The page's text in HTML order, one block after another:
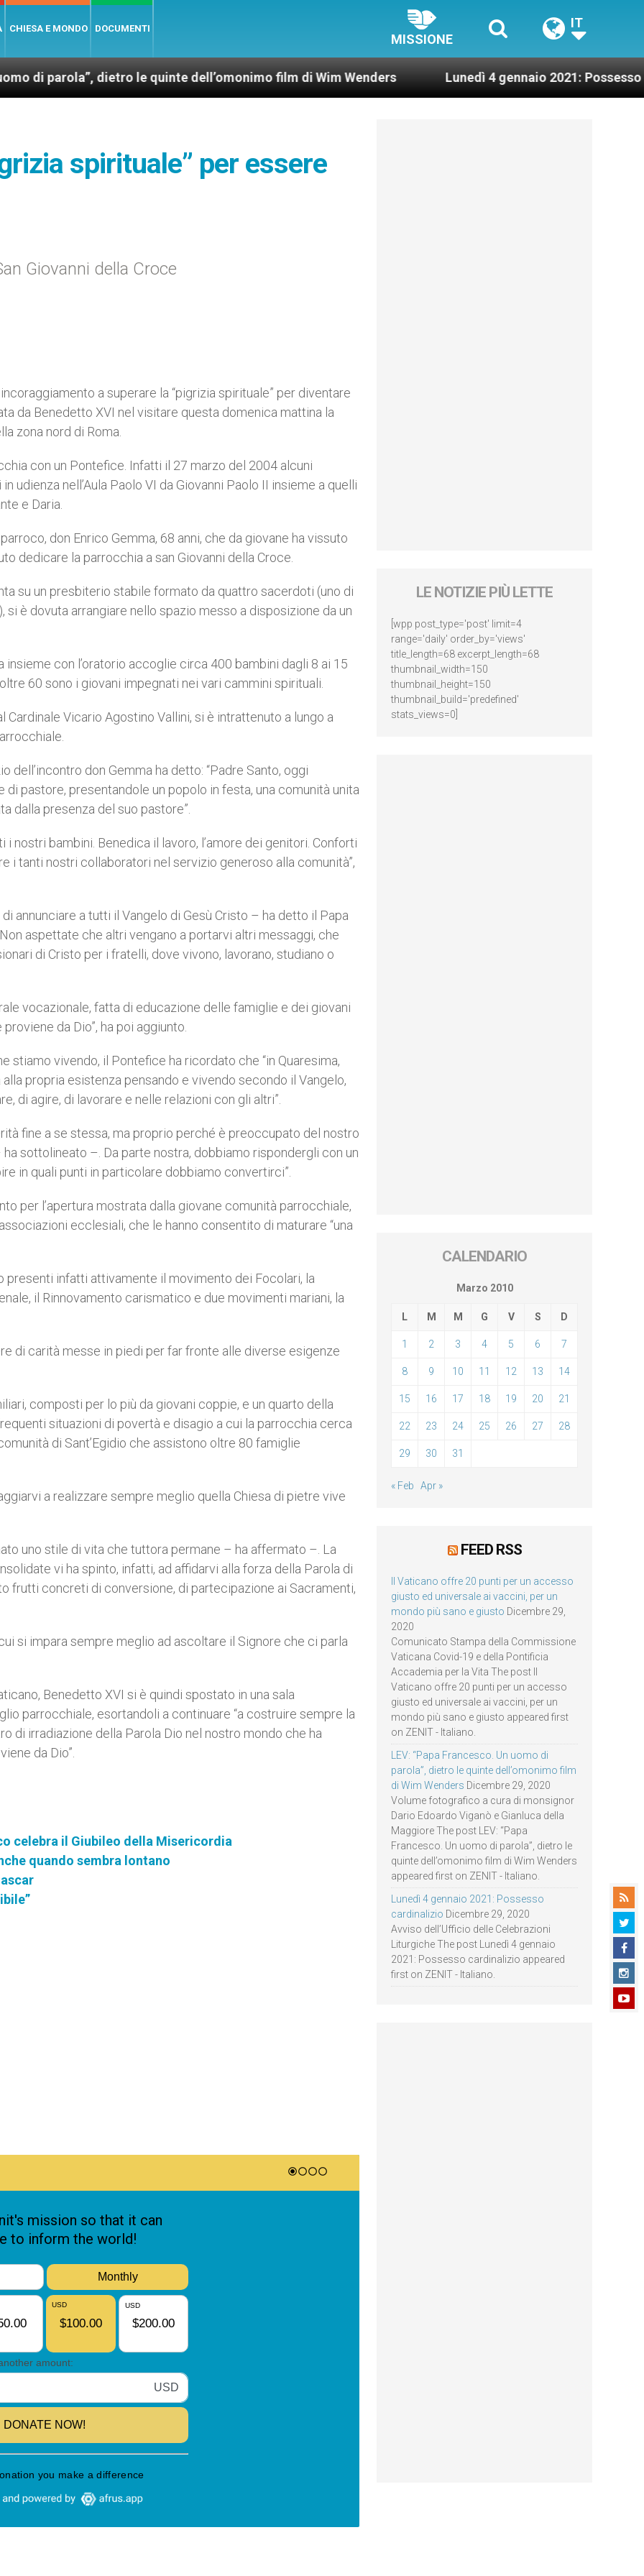
CHIESA E MONDO DOCUMENTI
MISSIONE
IT
dietro le quinte dell’omonimo film di Wim Wenders Lunedì 4 gennaio 2021: Possesso cardinalizio
spirituale” per essere
Giovanni della Croce
a superare la “pigrizia spirituale” per diventare
da Benedetto XVI nel visitare questa domenica mattina la
zona nord di Roma.
con un Pontefice. Infatti il 27 marzo del 2004 alcuni
udienza nell’Aula Paolo VI da Giovanni Paolo II insieme a quelli
e Daria.
don Enrico Gemma, 68 anni, che da giovane ha vissuto
dedicare la parrocchia a san Giovanni della Croce.
su un presbiterio stabile formato da quattro sacerdoti (uno di
si è dovuta arrangiare nello spazio messo a disposizione da un
con l’oratorio accoglie circa 400 bambini dagli 8 ai 15
60 sono i giovani impegnati nei vari cammini spirituali.
Vicario Agostino Vallini, si è intrattenuto a lungo a
dell’incontro don Gemma ha detto: “Padre Santo, oggi
pastore, presentandole un popolo in festa, una comunità unita
dalla presenza del suo pastore”.
nostri bambini. Benedica il lavoro, l’amore dei genitori. Conforti
i tanti nostri collaboratori nel servizio generoso alla comunità”,
annunciare a tutti il Vangelo di Gesù Cristo – ha detto il Papa
aspettate che altri vengano a portarvi altri messaggi, che
di Cristo per i fratelli, dove vivono, lavorano, studiano o
vocazionale, fatta di educazione delle famiglie e dei giovani
da Dio”, ha poi aggiunto.
stiamo vivendo, il Pontefice ha ricordato che “in Quaresima,
propria esistenza pensando e vivendo secondo il Vangelo,
di agire, di lavorare e nelle relazioni con gli altri”.
fine a se stessa, ma proprio perché è preoccupato del nostro
sottolineato –. Da parte nostra, dobbiamo rispondergli con un
in quali punti in particolare dobbiamo convertirci”.
per l’apertura mostrata dalla giovane comunità parrocchiale,
ecclesiali, che le hanno consentito di maturare “una
presenti infatti attivamente il movimento dei Focolari, la
il Rinnovamento carismatico e due movimenti mariani, la
di carità messe in piedi per far fronte alle diverse esigenze
composti per lo più da giovani coppie, e un quarto della
situazioni di povertà e disagio a cui la parrocchia cerca
di Sant’Egidio che assistono oltre 80 famiglie
a realizzare sempre meglio quella Chiesa di pietre vive
uno stile di vita che tuttora permane – ha affermato –. La
vi ha spinto, infatti, ad affidarvi alla forza della Parola di
frutti concreti di conversione, di partecipazione ai Sacramenti,
si impara sempre meglio ad ascoltare il Signore che ci parla
Benedetto XVI si è quindi spostato in una sala
parrocchiale, esortandoli a continuare “a costruire sempre la
di irradiazione della Parola Dio nel nostro mondo che ha
da Dio”.
celebra il Giubileo della Misericordia
quando sembra lontano
LE NOTIZIE PIÙ LETTE
[wpp post_type='post' limit=4
range='daily' order_by='views'
title_length=68 excerpt_length=68
thumbnail_width=150
thumbnail_height=150
thumbnail_build='predefined'
stats_views=0]
CALENDARIO
Marzo 2010
L M M G V S D
1 2 3 4 5 6 7
8 9 10 11 12 13 14
15 16 17 18 19 20 21
22 23 24 25 26 27 28
29 30 31
« Feb Apr »
FEED RSS
Il Vaticano offre 20 punti per un accesso
giusto ed universale ai vaccini, per un
mondo più sano e giusto Dicembre 29,
2020
Comunicato Stampa della Commissione
Vaticana Covid-19 e della Pontificia
Accademia per la Vita The post Il
Vaticano offre 20 punti per un accesso
giusto ed universale ai vaccini, per un
mondo più sano e giusto appeared first
on ZENIT - Italiano.
LEV: “Papa Francesco. Un uomo di
parola”, dietro le quinte dell’omonimo film
di Wim Wenders Dicembre 29, 2020
Volume fotografico a cura di monsignor
Dario Edoardo Viganò e Gianluca della
Maggiore The post LEV: “Papa
Francesco. Un uomo di parola”, dietro le
quinte dell’omonimo film di Wim Wenders
appeared first on ZENIT - Italiano.
Lunedì 4 gennaio 2021: Possesso
cardinalizio Dicembre 29, 2020
Avviso dell’Ufficio delle Celebrazioni
Liturgiche The post Lunedì 4 gennaio
2021: Possesso cardinalizio appeared
first on ZENIT - Italiano.